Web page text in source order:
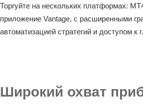
Торгуйте на нескольких платформах:
приложение Vantage, с расширенными
автоматизацией стратегий и доступом к
Широкий охват